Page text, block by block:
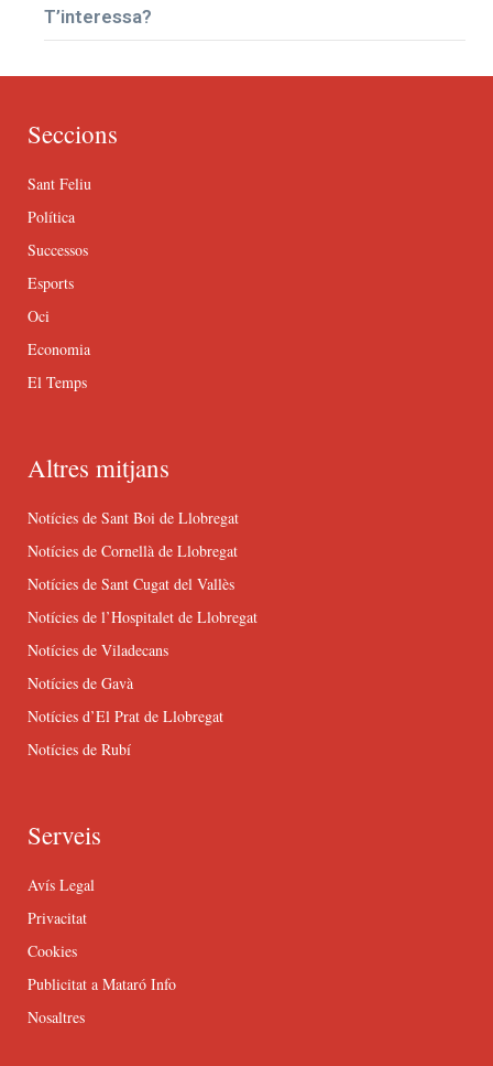
T’interessa?
Seccions
Sant Feliu
Política
Successos
Esports
Oci
Economia
El Temps
Altres mitjans
Notícies de Sant Boi de Llobregat
Notícies de Cornellà de Llobregat
Notícies de Sant Cugat del Vallès
Notícies de l’Hospitalet de Llobregat
Notícies de Viladecans
Notícies de Gavà
Notícies d’El Prat de Llobregat
Notícies de Rubí
Serveis
Avís Legal
Privacitat
Cookies
Publicitat a Mataró Info
Nosaltres